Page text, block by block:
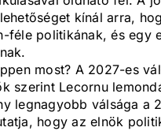
kínál arra,
féle politikának, és egy
most? A 2027-es
szerint Lecornu
legnagyobb válsága a
hogy az elnök